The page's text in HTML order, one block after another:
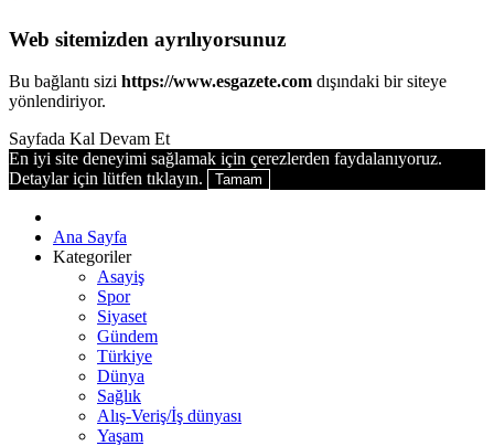
Web sitemizden ayrılıyorsunuz
Bu bağlantı sizi https://www.esgazete.com dışındaki bir siteye
yönlendiriyor.
Sayfada Kal Devam Et
En iyi site deneyimi sağlamak için çerezlerden faydalanıyoruz.
Detaylar için lütfen tıklayın.
Tamam
Ana Sayfa
Kategoriler
Asayiş
Spor
Siyaset
Gündem
Türkiye
Dünya
Sağlık
Alış-Veriş/İş dünyası
Yaşam